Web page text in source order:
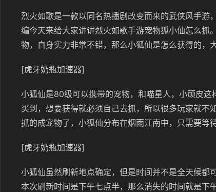
烈火如歌是一款以同名热播剧改变而来的武侠风手游
编今天来给大家讲讲烈火如歌手游宠物狐小仙怎么抓
物，自身实力非常不错，那么小狐仙是怎么获得的，
[虎牙奶瓶加速器]
小狐仙是80级可以携带的宠物，和喵星人，小顽皮
买到，想要获得就必须自己去抓，所以很多玩家就不
抓的成宠物了，小狐仙分布在烟雨江南中，只需要等
[虎牙奶瓶加速器]
小狐仙虽然刷新地点确定，但是时间并不是全天候都
本次刷新时间是下午七点半，那么消失的时间就是下